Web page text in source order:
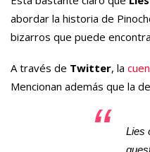
abordar la historia de
bizarros que puede
A través de Twitter, la
Mencionan además que la
Lies